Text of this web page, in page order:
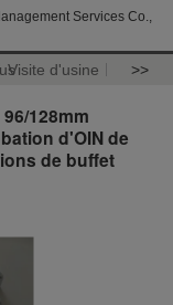
Services Co.,
Visite d'usine >>
128mm
d'OIN de
de buffet